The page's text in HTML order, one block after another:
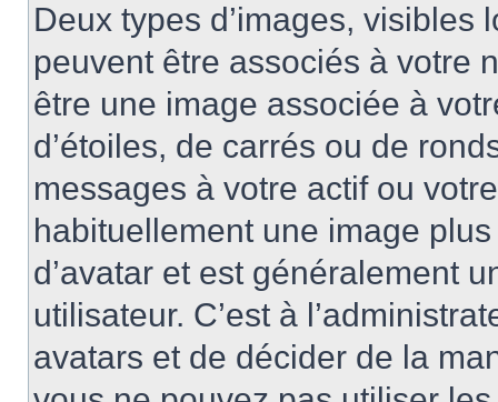
Deux types d’images,
peuvent être associés à votre
être une image associée à
d’étoiles, de carrés ou de
messages à votre actif ou
habituellement une image
d’avatar et est généralement
utilisateur. C’est à
avatars et de décider de la